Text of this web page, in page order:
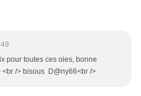
pour toutes ces oies, bonne
<br /> bisous D@ny66<br />